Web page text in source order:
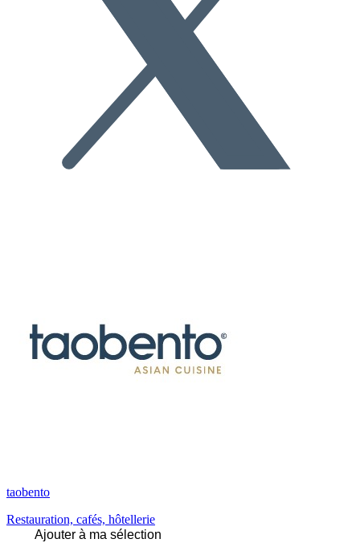
taobento
Restauration, cafés, hôtellerie
Ajouter à ma sélection